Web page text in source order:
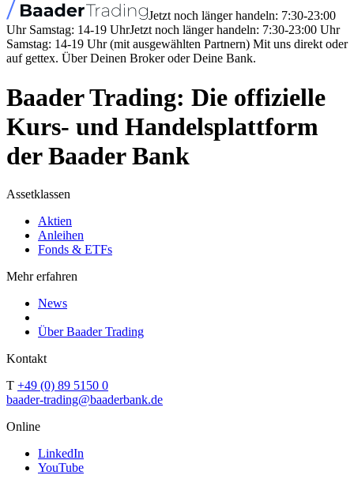
Jetzt noch länger handeln: 7:30-23:00
Uhr Samstag: 14-19 UhrJetzt noch länger handeln: 7:30-23:00 Uhr
Samstag: 14-19 Uhr (mit ausgewählten Partnern) Mit uns direkt oder
auf gettex. Über Deinen Broker oder Deine Bank.
Baader Trading: Die offizielle
Kurs- und Handelsplattform
der Baader Bank
Assetklassen
Aktien
Anleihen
Fonds & ETFs
Mehr erfahren
News
Über Baader Trading
Kontakt
T +49 (0) 89 5150 0
baader-trading@baaderbank.de
Online
LinkedIn
YouTube